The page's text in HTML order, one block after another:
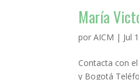
María
porAICM | Jul
Contacta con
y Bogotá